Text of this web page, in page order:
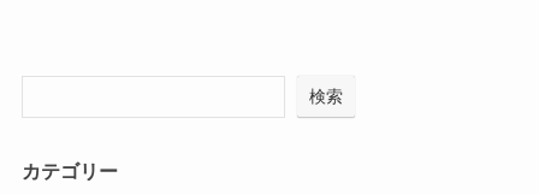
検索
カテゴリー